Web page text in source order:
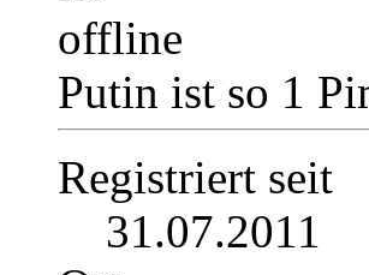
Putin ist so 1
Registriert seit
31.07.2011